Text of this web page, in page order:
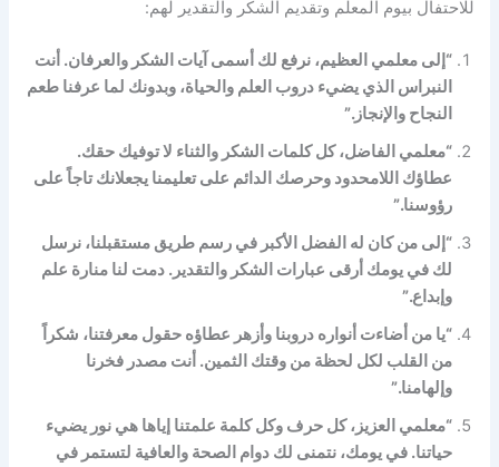
للاحتفال بيوم المعلم وتقديم الشكر والتقدير لهم:
“إلى معلمي العظيم، نرفع لك أسمى آيات الشكر والعرفان. أنت
النبراس الذي يضيء دروب العلم والحياة، وبدونك لما عرفنا طعم
النجاح والإنجاز.”
“معلمي الفاضل، كل كلمات الشكر والثناء لا توفيك حقك.
عطاؤك اللامحدود وحرصك الدائم على تعليمنا يجعلانك تاجاً على
رؤوسنا.”
“إلى من كان له الفضل الأكبر في رسم طريق مستقبلنا، نرسل
لك في يومك أرقى عبارات الشكر والتقدير. دمت لنا منارة علم
وإبداع.”
“يا من أضاءت أنواره دروبنا وأزهر عطاؤه حقول معرفتنا، شكراً
من القلب لكل لحظة من وقتك الثمين. أنت مصدر فخرنا
وإلهامنا.”
“معلمي العزيز، كل حرف وكل كلمة علمتنا إياها هي نور يضيء
حياتنا. في يومك، نتمنى لك دوام الصحة والعافية لتستمر في